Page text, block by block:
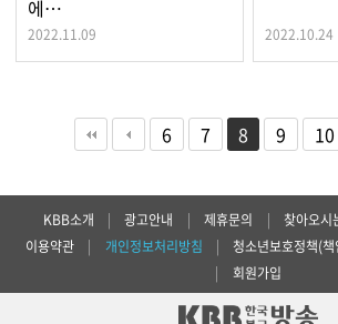
에…
2022.11.09 2022.10.24
6 7 8 9 10
KBB소개 | 광고안내 | 제휴문의 | 찾아오시
이용약관
| 개인정보처리방침 | 청소년보호정책(
|
회원가입